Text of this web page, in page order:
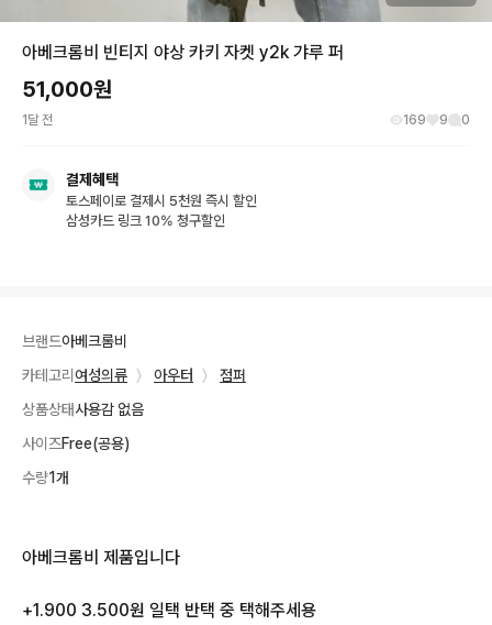
아베크롬비 빈티지 야상 카키 자켓 y2k 갸루 퍼
51,000원
1달 전 169 9 0
결제혜택
토스페이로 결제시 5천원 즉시 할인
삼성카드 링크 10% 청구할인
브랜드아베크롬비
카테고리 여성의류 〉 아우터 〉
점퍼
상품상태사용감 없음
사이즈Free(공용)
수량1개
아베크롬비 제품입니다
+1.900 3.500원 일택 반택 중 택해주세용